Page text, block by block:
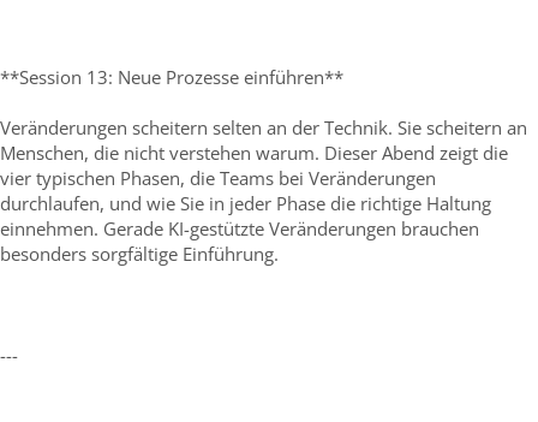
**Session 13: Neue Prozesse einführen**
Veränderungen scheitern selten an der Technik. Sie scheitern an
Menschen, die nicht verstehen warum. Dieser Abend zeigt die
vier typischen Phasen, die Teams bei Veränderungen
durchlaufen, und wie Sie in jeder Phase die richtige Haltung
einnehmen. Gerade KI-gestützte Veränderungen brauchen
besonders sorgfältige Einführung.
---